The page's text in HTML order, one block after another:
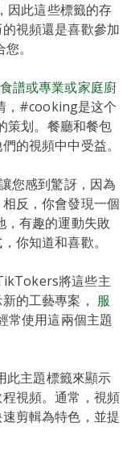
因此這些標籤的存
視頻還是喜歡參加
。
譜或專業或家庭廚
，#cooking是这个
策划。餐廳和餐包
的視頻中中受益。
您感到驚訝，因為
反，你會發現一個
，有趣的運動失敗
你知道和喜歡。
將這些主
的工藝專案， 服
常使用這兩個主題
此主題標籤來顯示
視頻。通常，視頻
剪輯為特色，並提